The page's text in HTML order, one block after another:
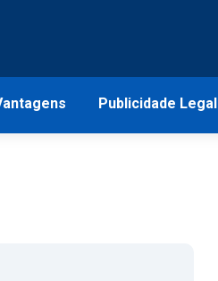
Publicidade Legal